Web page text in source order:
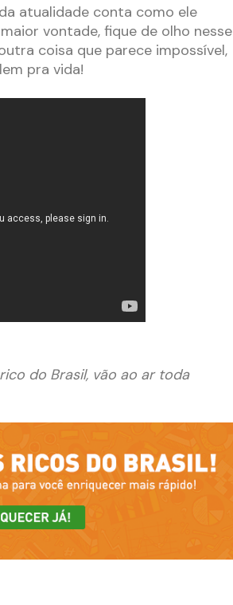
atualidade conta como ele
vontade, fique de olho nesse
coisa que parece impossível,
pra vida!
do Brasil, vão ao ar toda